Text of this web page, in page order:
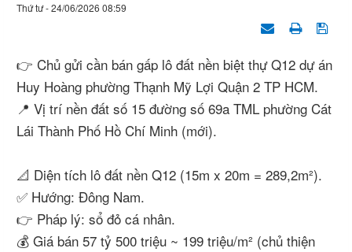
Thứ tư - 24/06/2026 08:59
👉 Chủ gửi cần bán gấp lô đất nền biệt thự Q12 dự án
Huy Hoàng phường Thạnh Mỹ Lợi Quận 2 TP HCM.
📍 Vị trí nền đất số 15 đường số 69a TML phường Cát
Lái Thành Phố Hồ Chí Minh (mới).
📐 Diện tích lô đất nền Q12 (15m x 20m = 289,2m²).
✅ Hướng: Đông Nam.
👉 Pháp lý: sổ đỏ cá nhân.
💰 Giá bán 57 tỷ 500 triệu ~ 199 triệu/m² (chủ thiện